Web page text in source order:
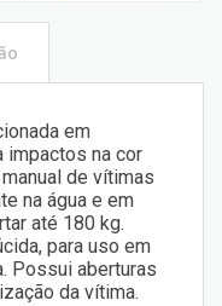
em
impactos na cor
de vítimas
na água e em
até 180 kg.
para uso em
Possui aberturas
da vítima.